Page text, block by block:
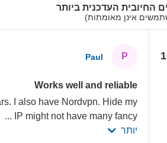
החיובית העדכנית ביותר
אינן מאומתות)
P
Paul
Works well and reliable
I also have Nordvpn. Hide my
IP might not have many fancy
...
יותר